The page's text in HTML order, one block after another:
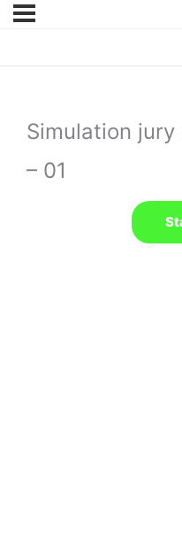
Simulation
– 01